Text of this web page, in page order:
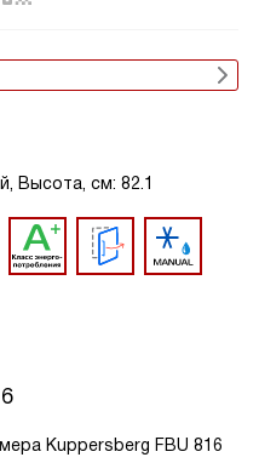
Высота, см: 82.1
Kuppersberg FBU 816